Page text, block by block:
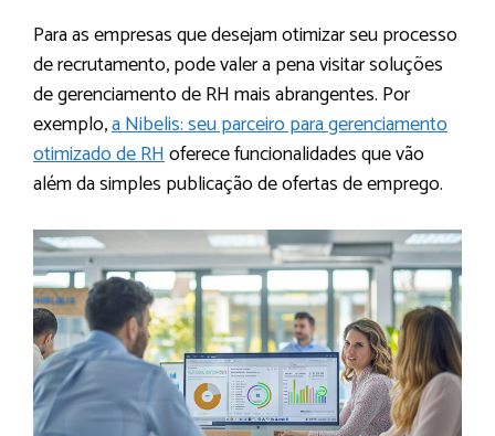
Para as empresas que desejam otimizar seu processo
de recrutamento, pode valer a pena visitar soluções
de gerenciamento de RH mais abrangentes. Por
exemplo,a Nibelis: seu parceiro para gerenciamento
otimizado de RHoferece funcionalidades que vão
além da simples publicação de ofertas de emprego.